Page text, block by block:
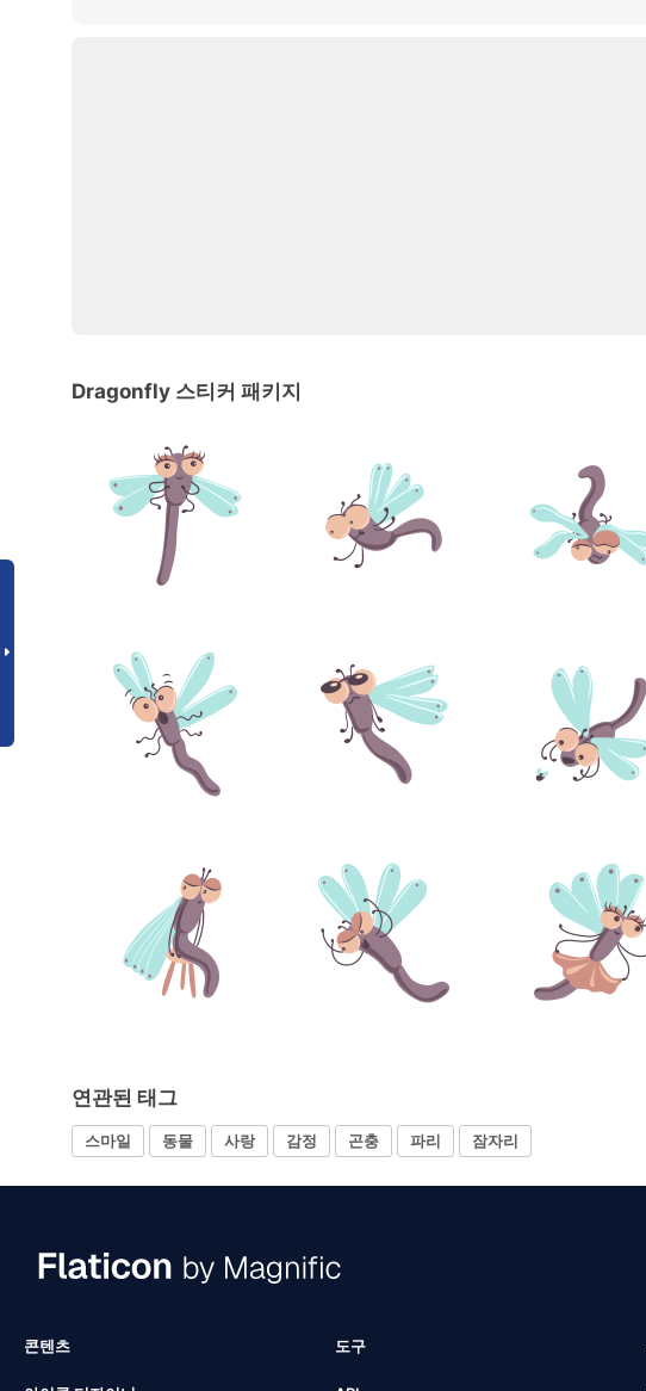
Dragonfly 스티커 패키지
연관된 태그
스마일 동물 사랑 감정 곤충 파리 잠자리
콘텐츠 도구